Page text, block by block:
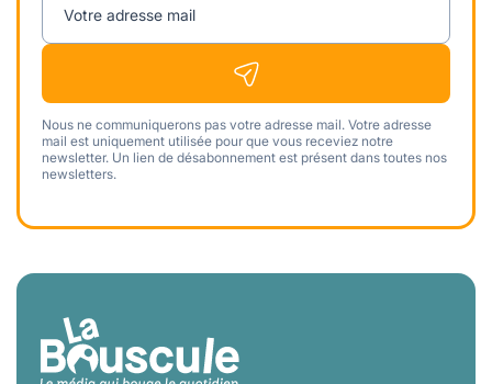
Votre adresse mail
Nous ne communiquerons pas votre adresse mail. Votre adresse
mail est uniquement utilisée pour que vous receviez notre
newsletter. Un lien de désabonnement est présent dans toutes nos
newsletters.